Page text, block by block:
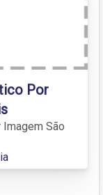
Por
São